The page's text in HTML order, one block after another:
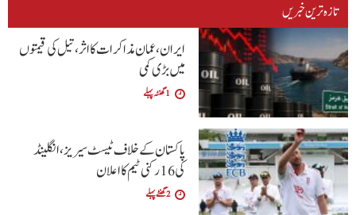
تازہ ترین خبریں
ایران، عمان مذاکرات کا اثر، تیل کی قیمتوں
میں بڑی کمی
1 گھنٹہ پہلے
پاکستان کے خلاف ٹیسٹ سیریز، انگلینڈ
کی 16 رکنی ٹیم کا اعلان
2 گھنٹے پہلے